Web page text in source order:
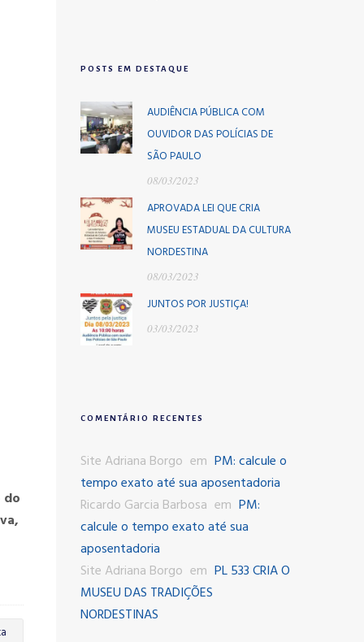
do
POSTS EM DESTAQUE
AUDIÊNCIA PÚBLICA COM
OUVIDOR DAS POLÍCIAS DE
SÃO PAULO
08/03/2023
APROVADA LEI QUE CRIA
MUSEU ESTADUAL DA CULTURA
NORDESTINA
08/03/2023
JUNTOS POR JUSTIÇA!
03/03/2023
COMENTÁRIO RECENTES
Site Adriana Borgo em PM: calcule o
tempo exato até sua aposentadoria
Ricardo Garcia Barbosa em PM:
calcule o tempo exato até sua
aposentadoria
Site Adriana Borgo em PL 533 CRIA O
MUSEU DAS TRADIÇÕES
NORDESTINAS